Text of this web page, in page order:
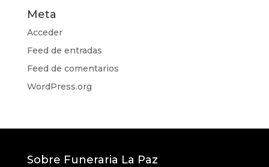
Meta
Acceder
Feed de entradas
Feed de comentarios
WordPress.org
Sobre Funeraria La Paz